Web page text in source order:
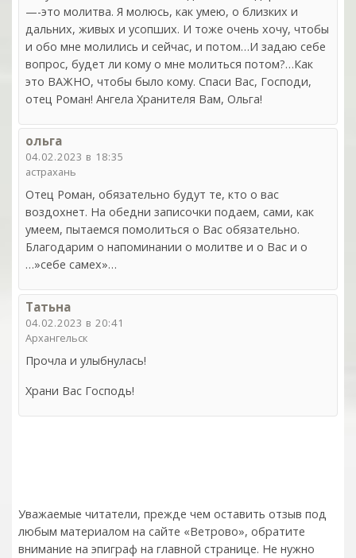
—-это молитва. Я молюсь, как умею, о близких и
дальних, живых и усопших. И тоже очень хочу, чтобы
и обо мне молились и сейчас, и потом…И задаю себе
вопрос, будет ли кому о мне молиться потом?…Как
это ВАЖНО, чтобы было кому. Спаси Вас, Господи,
отец Роман! Ангела Хранителя Вам, Ольга!
ольга
04.02.2023 в 18:35
астрахань
Отец Роман, обязательно будут те, кто о вас
воздохнет. На обедни записочки подаем, сами, как
умеем, пытаемся помолиться о Вас обязательно.
Благодарим о напоминании о молитве и о Вас и о
…»себе самех»…
Татьна
04.02.2023 в 20:41
Архангельск
Прочла и улыбнулась!
Храни Вас Господь!
Уважаемые читатели, прежде чем оставить отзыв под
любым материалом на сайте «Ветрово», обратите
внимание на эпиграф на главной странице. Не нужно